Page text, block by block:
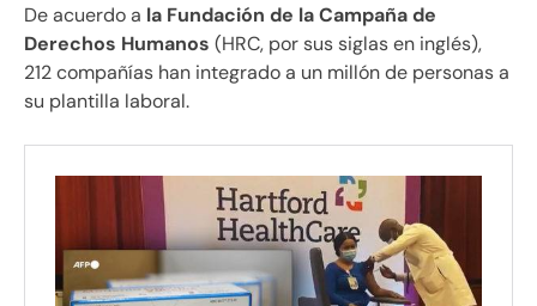
De acuerdo a la Fundación de la Campaña de
Derechos Humanos (HRC, por sus siglas en inglés),
212 compañías han integrado a un millón de personas a
su plantilla laboral.